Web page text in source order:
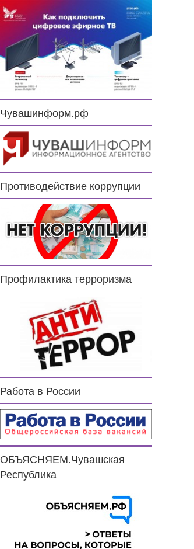
Чувашинформ.рф
Противодействие коррупции
Профилактика терроризма
Работа в России
ОБЪЯСНЯЕМ.Чувашская
Республика